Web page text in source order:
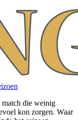
match die weinig
kon zorgen. Waar